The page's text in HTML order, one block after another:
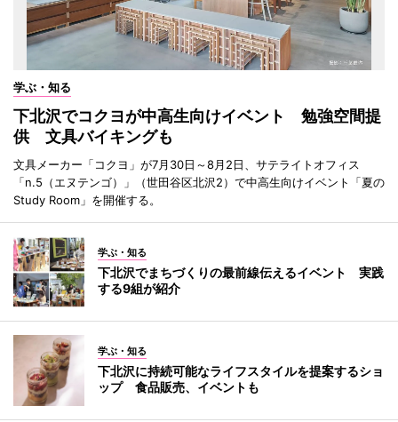
学ぶ・知る
下北沢でコクヨが中高生向けイベント 勉強空間提
供 文具バイキングも
文具メーカー「コクヨ」が7月30日～8月2日、サテライトオフィス
「n.5（エヌテンゴ）」（世田谷区北沢2）で中高生向けイベント「夏の
Study Room」を開催する。
学ぶ・知る
下北沢でまちづくりの最前線伝えるイベント 実践
する9組が紹介
学ぶ・知る
下北沢に持続可能なライフスタイルを提案するショ
ップ 食品販売、イベントも